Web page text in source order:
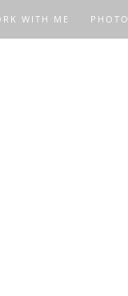
WITH ME